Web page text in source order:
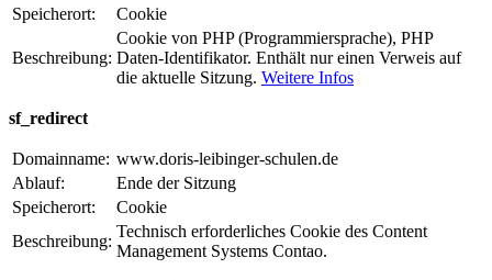
Speicherort:
Cookie
Beschreibung:
Cookie von PHP (Programmiersprache), PHP
Daten-Identifikator. Enthält nur einen Verweis auf
die aktuelle Sitzung. Weitere Infos
sf_redirect
Domainname: www.doris-leibinger-schulen.de
Ablauf:
Ende der Sitzung
Speicherort:
Cookie
Beschreibung:
Technisch erforderliches Cookie des Content
Management Systems Contao.